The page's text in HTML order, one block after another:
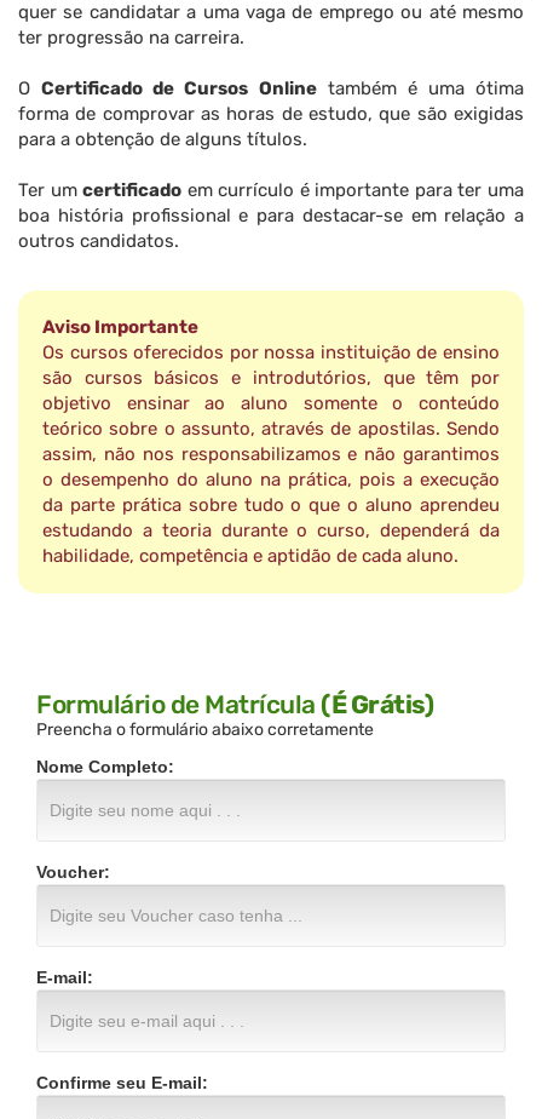
quer se candidatar a uma vaga de emprego ou até mesmo
ter progressão na carreira.
OCertificado de Cursos Onlinetambém é uma ótima
forma de comprovar as horas de estudo, que são exigidas
para a obtenção de alguns títulos.
Ter umcertificado em currículo é importante para ter uma
boa história profissional e para destacar-se em relação a
outros candidatos.
Aviso Importante
Os cursos oferecidos por nossa instituição de ensino
são cursos básicos e introdutórios, que têm por
objetivo ensinar ao aluno somente o conteúdo
teórico sobre o assunto, através de apostilas. Sendo
assim, não nos responsabilizamos e não garantimos
o desempenho do aluno na prática, pois a execução
da parte prática sobre tudo o que o aluno aprendeu
estudando a teoria durante o curso, dependerá da
habilidade, competência e aptidão de cada aluno.
Formulário de Matrícula (É Grátis)
Preencha o formulário abaixo corretamente
Nome Completo:
Voucher:
E-mail:
Confirme seu E-mail: